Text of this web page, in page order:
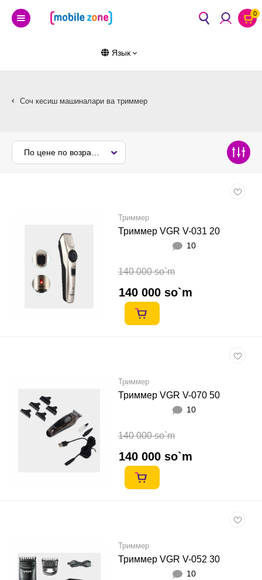
0
Язык
Соч кесиш машиналари ва триммер
Триммер
Триммер VGR V-031 20
10
140 000 so`m
140 000 so`m
Триммер
Триммер VGR V-070 50
10
140 000 so`m
140 000 so`m
Триммер
Триммер VGR V-052 30
10